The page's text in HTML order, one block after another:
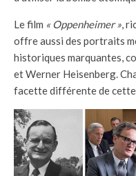
Le film « Oppenheimer »,
offre aussi des portraits
historiques marquantes,
et Werner Heisenberg.
facette différente de cette